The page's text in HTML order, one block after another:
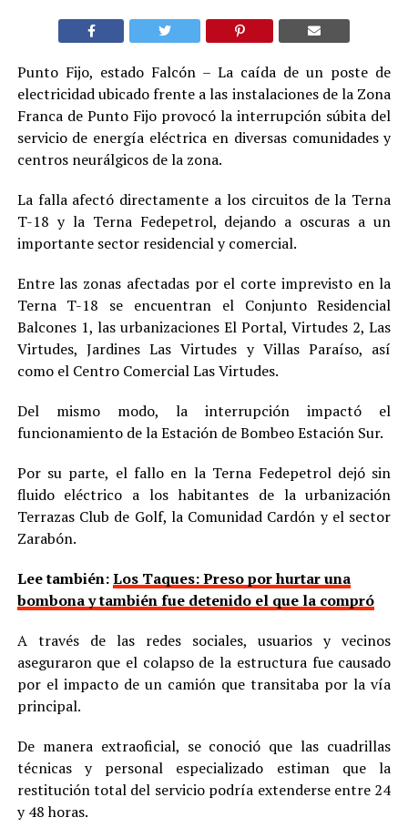
Punto Fijo, estado Falcón – La caída de un poste de
electricidad ubicado frente a las instalaciones de la Zona
Franca de Punto Fijo provocó la interrupción súbita del
servicio de energía eléctrica en diversas comunidades y
centros neurálgicos de la zona.
La falla afectó directamente a los circuitos de la Terna
T-18 y la Terna Fedepetrol, dejando a oscuras a un
importante sector residencial y comercial.
Entre las zonas afectadas por el corte imprevisto en la
Terna T-18 se encuentran el Conjunto Residencial
Balcones 1, las urbanizaciones El Portal, Virtudes 2, Las
Virtudes, Jardines Las Virtudes y Villas Paraíso, así
como el Centro Comercial Las Virtudes.
Del mismo modo, la interrupción impactó el
funcionamiento de la Estación de Bombeo Estación Sur.
Por su parte, el fallo en la Terna Fedepetrol dejó sin
fluido eléctrico a los habitantes de la urbanización
Terrazas Club de Golf, la Comunidad Cardón y el sector
Zarabón.
Lee también:Los Taques: Preso por hurtar una
bombona y también fue detenido el que la compró
A través de las redes sociales, usuarios y vecinos
aseguraron que el colapso de la estructura fue causado
por el impacto de un camión que transitaba por la vía
principal.
De manera extraoficial, se conoció que las cuadrillas
técnicas y personal especializado estiman que la
restitución total del servicio podría extenderse entre 24
y 48 horas.